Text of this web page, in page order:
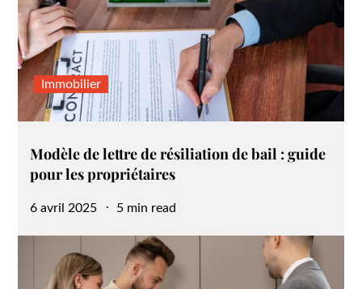
Immobilier
Modèle de lettre de résiliation de bail : guide
pour les propriétaires
Posted
6 avril 2025 5 min read